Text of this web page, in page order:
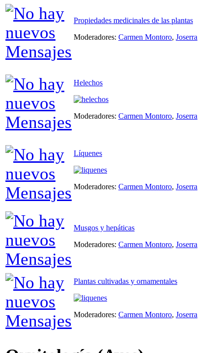
Propiedades medicinales de las plantas
Moderadores: Carmen Montoro, Joserra
Helechos
Moderadores: Carmen Montoro, Joserra
Líquenes
Moderadores: Carmen Montoro, Joserra
Musgos y hepáticas
Moderadores: Carmen Montoro, Joserra
Plantas cultivadas y ornamentales
Moderadores: Carmen Montoro, Joserra